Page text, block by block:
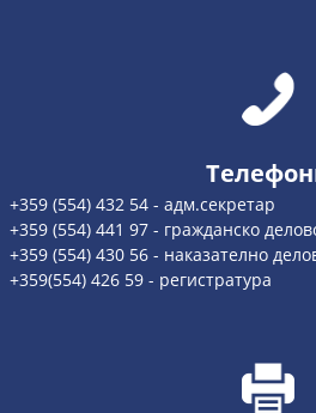
+359 (554) 432 54 - адм.секретар
+359 (554) 441 97 - гражданско
+359 (554) 430 56 - наказателно
+359(554) 426 59 - регистратура